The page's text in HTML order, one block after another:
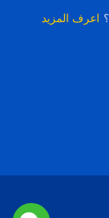
اعرف المزيد